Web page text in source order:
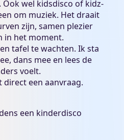
Ook wel kidsdisco of kidz-
om muziek. Het draait
zijn, samen plezier
in het moment.
tafel te wachten. Ik sta
dans mee en lees de
voelt.
direct een aanvraag.